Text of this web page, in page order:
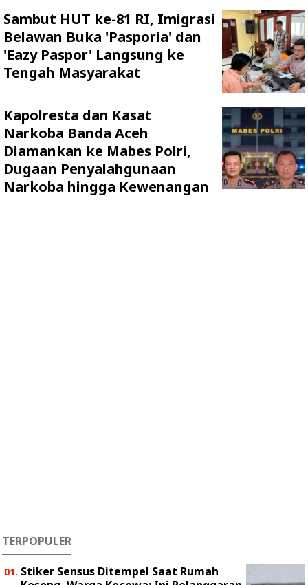
Sambut HUT ke-81 RI, Imigrasi
Belawan Buka 'Pasporia' dan
'Eazy Paspor' Langsung ke
Tengah Masyarakat
Kapolresta dan Kasat
Narkoba Banda Aceh
Diamankan ke Mabes Polri,
Dugaan Penyalahgunaan
Narkoba hingga Kewenangan
TERPOPULER
Stiker Sensus Ditempel Saat Rumah